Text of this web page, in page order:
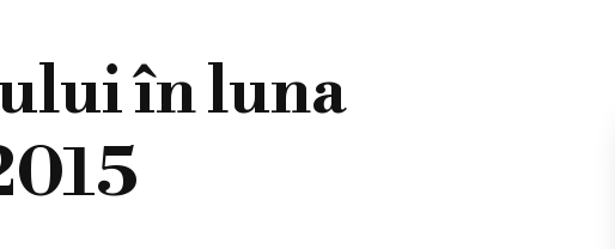
în luna